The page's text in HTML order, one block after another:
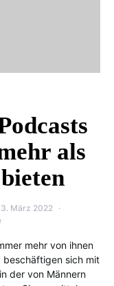
als
März 2022
mehr von ihnen
beschäftigen sich mit
der von Männern